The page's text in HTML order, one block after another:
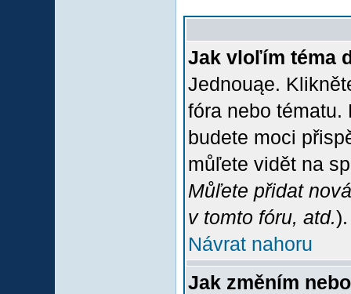
Jak vloľím téma
Jednouąe.
fóra nebo
budete moci
můľete vidět na
Můľete přidat
v tomto fóru, atd.).
Návrat nahoru
Jak změním